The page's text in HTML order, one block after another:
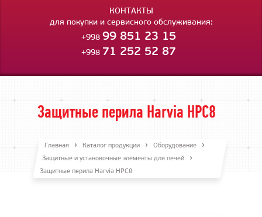
КОНТАКТЫ
для покупки и сервисного обслуживания:
+998 99 851 23 15
+998 71 252 52 87
Защитные перила Harvia HPC8
Главная Каталог продукции
Оборудование
Защитные и установочные элементы для печей
Защитные перила Harvia HPC8